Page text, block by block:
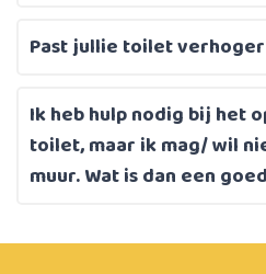
Past jullie toilet
Ik heb hulp nodig bij het
toilet, maar ik mag/ wil
muur. Wat is dan een